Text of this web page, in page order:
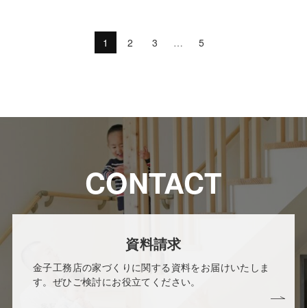
1 2 3 … 5
CONTACT
資料請求
金子工務店の家づくりに関する資料をお届けいたしま
す。ぜひご検討にお役立てください。